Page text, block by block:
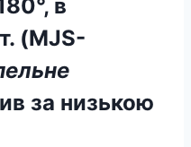
в
(MJS-
за низькою